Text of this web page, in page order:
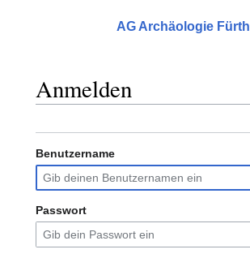
AG Archäologie Fürth
Anmelden
Benutzername
Passwort